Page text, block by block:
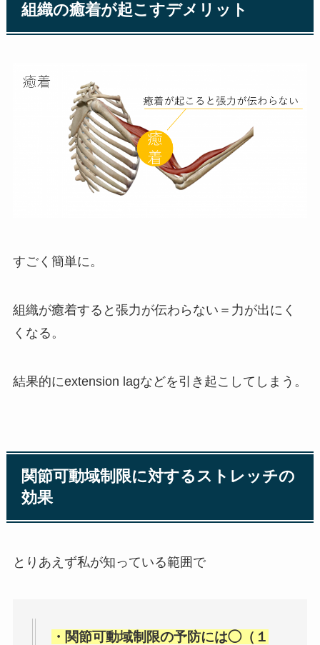
組織の癒着が起こすデメリット
すごく簡単に。
組織が癒着すると張力が伝わらない＝力が出にく
くなる。
結果的にextension lagなどを引き起こしてしまう。
関節可動域制限に対するストレッチの
効果
とりあえず私が知っている範囲で
・関節可動域制限の予防には◯（１